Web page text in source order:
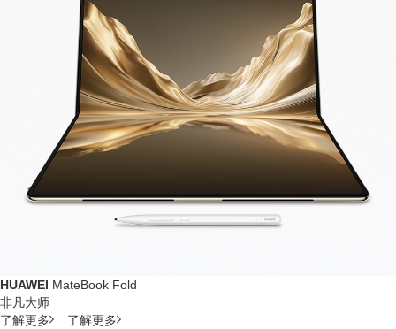
HUAWEI MateBook Fold
非凡大师
了解更多
了解更多